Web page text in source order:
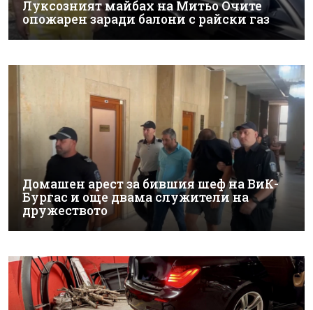
Луксозният майбах на Митьо Очите
опожарен заради балони с райски газ
Домашен арест за бившия шеф на ВиК-
Бургас и още двама служители на
дружеството